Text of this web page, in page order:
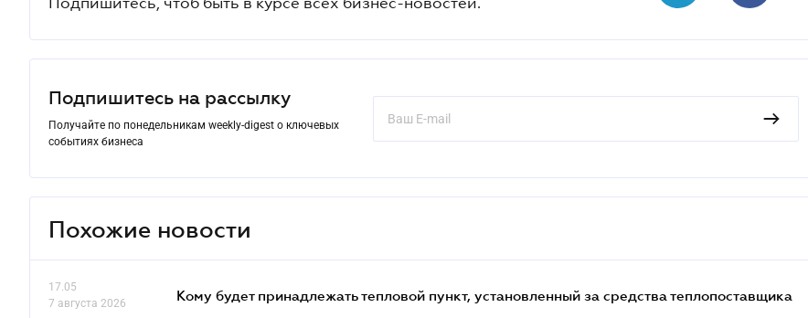
Подпишитесь на рассылку
Получайте по понедельникам weekly-digest о ключевых
событиях бизнеса
Похожие новости
17.05
7 августа 2026
Кому будет принадлежать тепловой пункт, установленный за средства теплопоставщика